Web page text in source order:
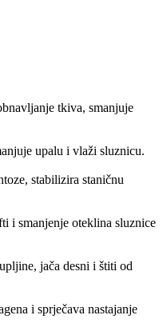
tkiva, smanjuje
upalu i vlaži sluznicu.
stabilizira staničnu
i smanjenje oteklina sluznice
jača desni i štiti od
i sprječava nastajanje